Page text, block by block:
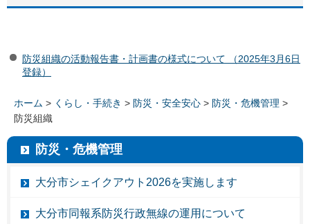
防災組織の活動報告書・計画書の様式について （2025年3月6日
登録）
ホーム > くらし・手続き > 防災・安全安心 > 防災・危機管理 >
防災組織
防災・危機管理
大分市シェイクアウト2026を実施します
大分市同報系防災行政無線の運用について